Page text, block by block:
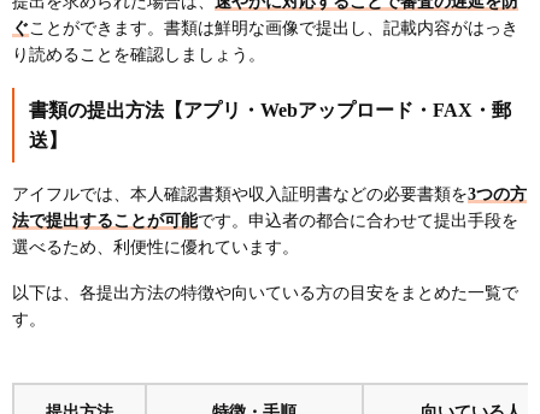
ぐ ことができます。書類は鮮明な画像で提出し、記載内容がはっき
り読めることを確認しましょう。
書類の提出方法【アプリ・Webアップロード・FAX・郵
送】
アイフルでは、本人確認書類や収入証明書などの必要書類を3つの方
法で提出することが可能です。申込者の都合に合わせて提出手段を
選べるため、利便性に優れています。
以下は、各提出方法の特徴や向いている方の目安をまとめた一覧で
す。